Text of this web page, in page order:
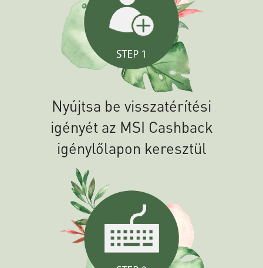
Nyújtsa be visszatérítési
igényét az MSI Cashback
igénylőlapon keresztül